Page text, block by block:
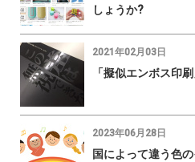
しょうか?
2021年02月03日
「擬似エンボス印
2023年06月28日
国によって違う色